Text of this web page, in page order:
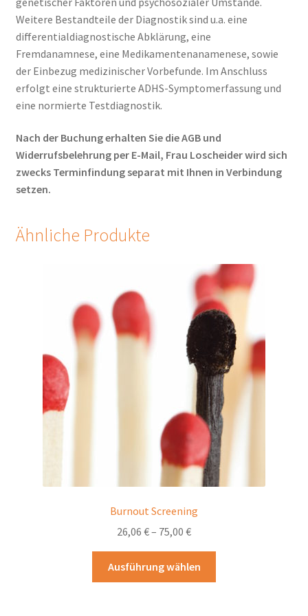
Weitere Bestandteile der Diagnostik sind u.a. eine
differentialdiagnostische Abklärung, eine
Fremdanamnese, eine Medikamentenanamenese, sowie
der Einbezug medizinischer Vorbefunde. Im Anschluss
erfolgt eine strukturierte ADHS-Symptomerfassung und
eine normierte Testdiagnostik.
Nach der Buchung erhalten Sie die AGB und
Widerrufsbelehrung per E-Mail, Frau Loscheider wird sich
zwecks Terminfindung separat mit Ihnen in Verbindung
setzen.
Ähnliche Produkte
Burnout Screening
26,06 €– 75,00 €
Ausführung wählen